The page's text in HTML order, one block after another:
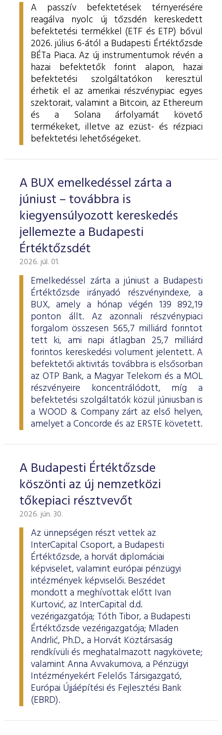
A passzív befektetések térnyerésére
reagálva nyolc új tőzsdén kereskedett
befektetési termékkel (ETF és ETP) bővül
2026. július 6-ától a Budapesti Értéktőzsde
BÉTa Piaca. Az új instrumentumok révén a
hazai befektetők forint alapon, hazai
befektetési szolgáltatókon keresztül
érhetik el az amerikai részvénypiac egyes
szektorait, valamint a Bitcoin, az Ethereum
és a Solana árfolyamát követő
termékeket, illetve az ezüst- és rézpiaci
befektetési lehetőségeket.
A BUX emelkedéssel zárta a
júniust – továbbra is
kiegyensúlyozott kereskedés
jellemezte a Budapesti
Értéktőzsdét
2026. júl. 01.
Emelkedéssel zárta a júniust a Budapesti
Értéktőzsde irányadó részvényindexe, a
BUX, amely a hónap végén 139 892,19
ponton állt. Az azonnali részvénypiaci
forgalom összesen 565,7 milliárd forintot
tett ki, ami napi átlagban 25,7 milliárd
forintos kereskedési volument jelentett. A
befektetői aktivitás továbbra is elsősorban
az OTP Bank, a Magyar Telekom és a MOL
részvényeire koncentrálódott, míg a
befektetési szolgáltatók közül júniusban is
a WOOD & Company zárt az első helyen,
amelyet a Concorde és az ERSTE követett.
A Budapesti Értéktőzsde
köszönti az új nemzetközi
tőkepiaci résztvevőt
2026. jún. 30.
Az ünnepségen részt vettek az
InterCapital Csoport, a Budapesti
Értéktőzsde, a horvát diplomáciai
képviselet, valamint európai pénzügyi
intézmények képviselői. Beszédet
mondott a meghívottak előtt Ivan
Kurtović, az InterCapital d.d.
vezérigazgatója; Tóth Tibor, a Budapesti
Értéktőzsde vezérigazgatója; Mladen
Andrlić, Ph.D., a Horvát Köztársaság
rendkívüli és meghatalmazott nagykövete;
valamint Anna Avvakumova, a Pénzügyi
Intézményekért Felelős Társigazgató,
Európai Újjáépítési és Fejlesztési Bank
(EBRD).